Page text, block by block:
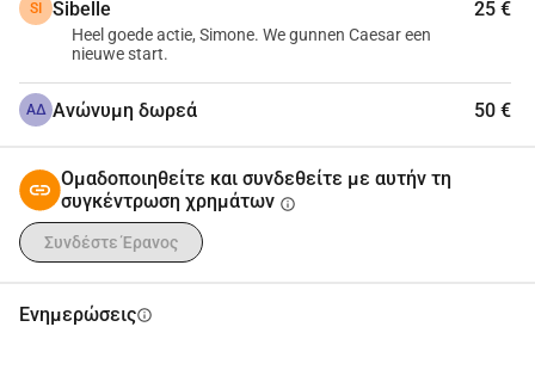
απευθείας στον César.
Σας ευχαριστούμε πολύ!
SI Sibelle 25 €
Heel goede actie, Simone. We gunnen Caesar een
nieuwe start.
ΑΔ Ανώνυμη δωρεά 50 €
Ομαδοποιηθείτε και συνδεθείτε με αυτήν τη
συγκέντρωση χρημάτων info
Συνδέστε Έρανος
Ενημερώσειςinfo